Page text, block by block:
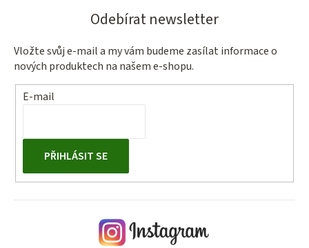
Odebírat newsletter
Vložte svůj e-mail a my vám budeme zasílat informace o
nových produktech na našem e-shopu.
E-mail
PŘIHLÁSIT SE